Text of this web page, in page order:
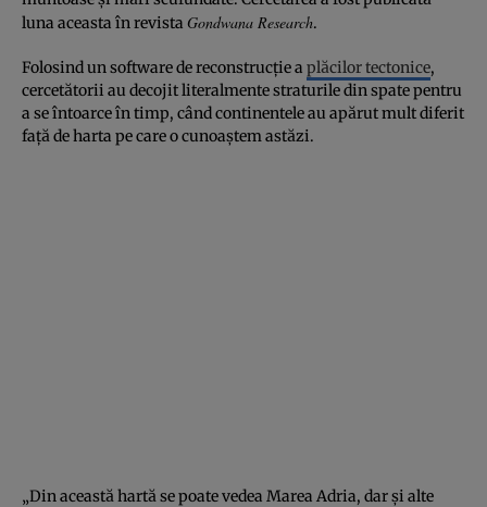
luna aceasta în revista Gondwana Research.
Folosind un software de reconstrucţie a plăcilor tectonice,
cercetătorii au decojit literalmente straturile din spate pentru
a se întoarce în timp, când continentele au apărut mult diferit
faţă de harta pe care o cunoaştem astăzi.
„Din această hartă se poate vedea Marea Adria, dar şi alte